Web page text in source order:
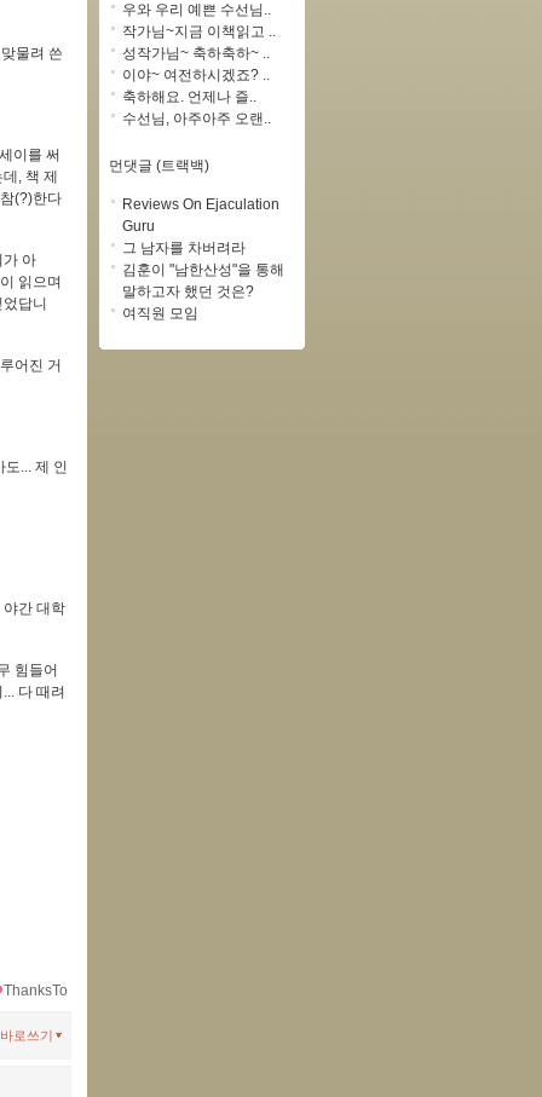
물려 쓴
이를 써
, 책 제
(?)한다
가 아
읽으며
답니
어진 거
... 제 인
야간 대학
힘들어
다 때려
ThanksTo
로쓰기
우와 우리 예쁜 수선님..
작가님~지금 이책읽고 ..
성작가님~ 축하축하~ ..
이야~ 여전하시겠죠? ..
축하해요. 언제나 즐..
수선님, 아주아주 오랜..
먼댓글 (트랙백)
Reviews On Ejaculation
Guru
그 남자를 차버려라
김훈이 "남한산성"을 통해
말하고자 했던 것은?
여직원 모임